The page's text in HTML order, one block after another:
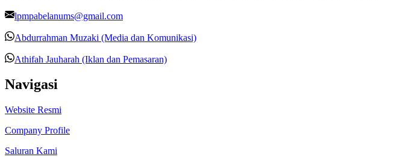
lpmpabelanums@gmail.com
Abdurrahman Muzaki (Media dan Komunikasi)
Athifah Jauharah (Iklan dan Pemasaran)
Navigasi
Website Resmi
Company Profile
Saluran Kami